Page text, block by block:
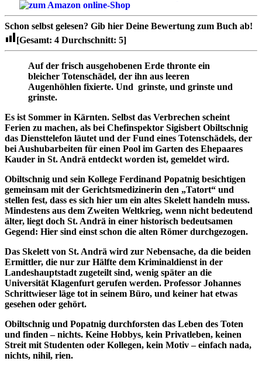
Schon selbst gelesen? Gib hier Deine Bewertung zum Buch ab!
[Gesamt: 4 Durchschnitt: 5]
Auf der frisch ausgehobenen Erde thronte ein
bleicher Totenschädel, der ihn aus leeren
Augenhöhlen fixierte. Und grinste, und grinste und
grinste.
Es ist Sommer in Kärnten. Selbst das Verbrechen scheint
Ferien zu machen, als bei Chefinspektor Sigisbert Obiltschnig
das Diensttelefon läutet und der Fund eines Totenschädels, der
bei Aushubarbeiten für einen Pool im Garten des Ehepaares
Kauder in St. Andrä entdeckt worden ist, gemeldet wird.
Obiltschnig und sein Kollege Ferdinand Popatnig besichtigen
gemeinsam mit der Gerichtsmedizinerin den „Tatort“ und
stellen fest, dass es sich hier um ein altes Skelett handeln muss.
Mindestens aus dem Zweiten Weltkrieg, wenn nicht bedeutend
älter, liegt doch St. Andrä in einer historisch bedeutsamen
Gegend: Hier sind einst schon die alten Römer durchgezogen.
Das Skelett von St. Andrä wird zur Nebensache, da die beiden
Ermittler, die nur zur Hälfte dem Kriminaldienst in der
Landeshauptstadt zugeteilt sind, wenig später an die
Universität Klagenfurt gerufen werden. Professor Johannes
Schrittwieser läge tot in seinem Büro, und keiner hat etwas
gesehen oder gehört.
Obiltschnig und Popatnig durchforsten das Leben des Toten
und finden – nichts. Keine Hobbys, kein Privatleben, keinen
Streit mit Studenten oder Kollegen, kein Motiv – einfach nada,
nichts, nihil, rien.